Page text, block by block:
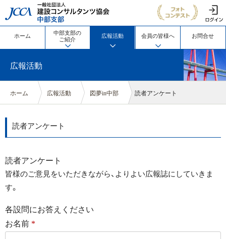
JCCA 一般社団法人 建設コン
ホーム 中部支部の
ご紹介 広報活動 会員の皆様へ お問合せ
広報活動
ホーム 広報活動 図夢in中部 読者アンケート
読者アンケート
読者アンケート
皆様のご意見をいただきながら、よりよい広報誌にしていきま
す。
各設問にお答えください
お名前 *